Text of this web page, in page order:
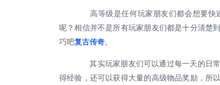
高等级是任何玩家朋友们都会想要快
呢？相信并不是所有玩家朋友们都是十分清楚
巧吧复古传奇。
其实玩家朋友们可以通过每一天的日常
得经验，还可以获得大量的高级物品奖励，所